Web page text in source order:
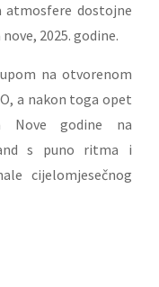
atmosfere dostojne
2025. godine.
na otvorenom
a nakon toga opet
Nove godine na
s puno ritma i
cijelomjesečnog